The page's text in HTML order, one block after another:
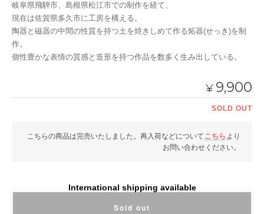
岐阜県飛騨市、島根県松江市での制作を経て、
現在は佐賀県多久市に工房を構える。
陶器と磁器の中間の性質を持つ土を焼きしめて作る炻器(せっき)を制
作。
個性豊かな表情の質感と造形を持つ作品を数多く生み出している。
¥ 9,900
SOLD OUT
こちらの商品は完売いたしました。再入荷などについて こちら より
お問い合わせください。
International shipping available
Sold out